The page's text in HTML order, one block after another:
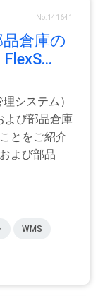
No.141641
倉庫の
システム）
よび部品倉庫
とをご紹介
よび部品
WMS